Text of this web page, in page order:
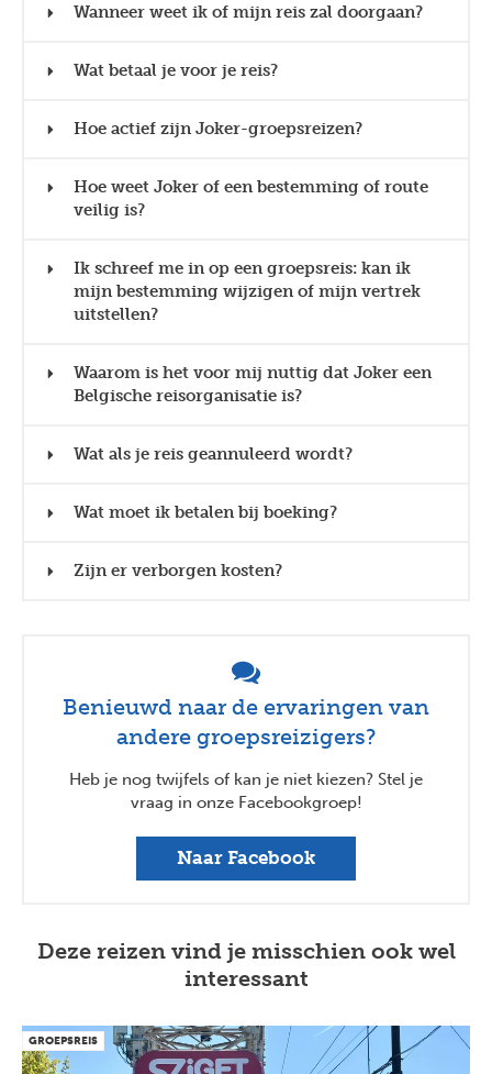
Wanneer weet ik of mijn reis zal doorgaan?
Wat betaal je voor je reis?
Hoe actief zijn Joker-groepsreizen?
Hoe weet Joker of een bestemming of route
veilig is?
Ik schreef me in op een groepsreis: kan ik
mijn bestemming wijzigen of mijn vertrek
uitstellen?
Waarom is het voor mij nuttig dat Joker een
Belgische reisorganisatie is?
Wat als je reis geannuleerd wordt?
Wat moet ik betalen bij boeking?
Zijn er verborgen kosten?
Benieuwd naar de ervaringen van
andere groepsreizigers?
Heb je nog twijfels of kan je niet kiezen? Stel je
vraag in onze Facebookgroep!
Naar Facebook
Deze reizen vind je misschien ook wel
interessant
GROEPSREIS